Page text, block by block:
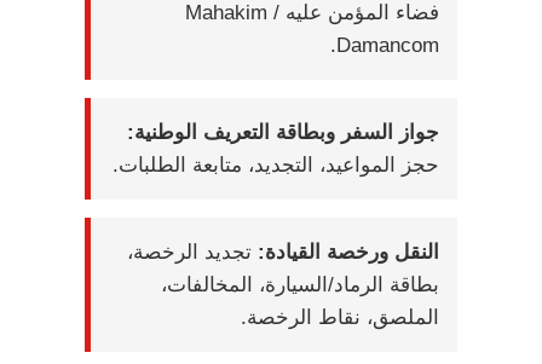
فضاء المؤمن عليه Mahakim /
Damancom.
جواز السفر وبطاقة التعريف الوطنية:
حجز المواعيد، التجديد، متابعة الطلبات.
النقل ورخصة القيادة: تجديد الرخصة،
بطاقة الرماد/السيارة، المخالفات،
الملصق، نقاط الرخصة.